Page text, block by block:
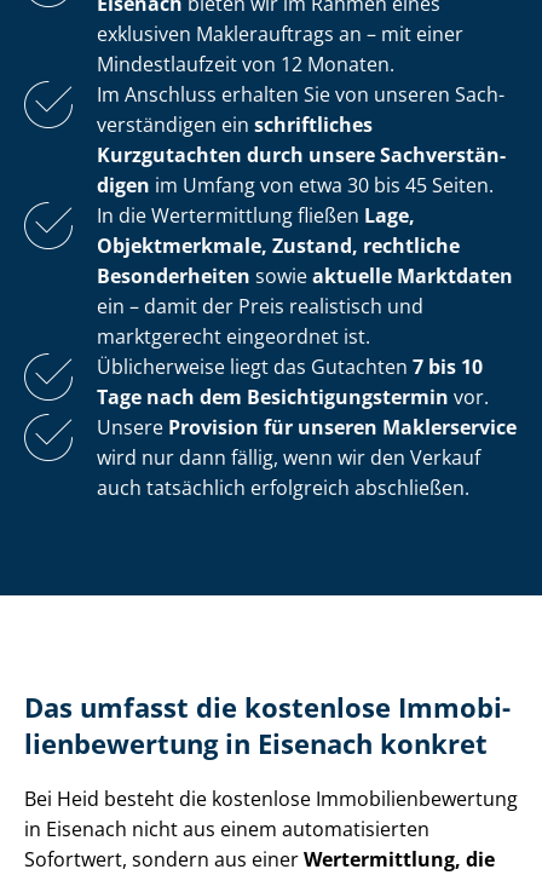
exklusiven Maklerauftrags an – mit einer
Mindestlaufzeit von 12 Monaten.
Im Anschluss erhalten Sie von unseren Sach­
ver­stän­di­gen ein schriftliches
Kurzgutachten durch unsere Sach­ver­stän­
di­gen im Umfang von etwa 30 bis 45 Seiten.
In die Wertermittlung fließen Lage,
Objektmerkmale, Zustand, rechtliche
Besonderheiten sowieaktuelle Marktdaten
ein – damit der Preis realistisch und
marktgerecht eingeordnet ist.
Üblicherweise liegt das Gutachten 7 bis 10
Tage nach dem Be­sich­ti­gungs­ter­min vor.
Unsere Provision für unseren Maklerservice
wird nur dann fällig, wenn wir den Verkauf
auch tatsächlich erfolgreich abschließen.
Das umfasst die kostenlose Im­mo­bi­
li­en­be­wer­tung in Eisenach konkret
Bei Heid besteht die kostenlose Im­mo­bi­li­en­be­wer­tung
in Eisenach nicht aus einem automatisierten
Sofortwert, sondern aus einerWertermittlung, die